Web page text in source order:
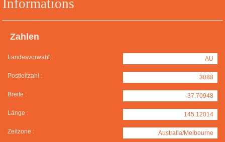
Informations
Zahlen
Landesvorwahl : AU
Postleitzahl : 3088
Breite : -37.70948
Länge : 145.12014
Zeitzone : Australia/Melbourne